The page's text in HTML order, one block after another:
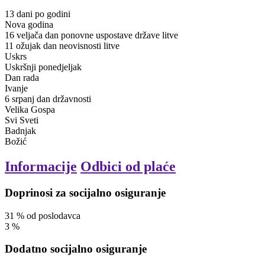
13 dani po godini
Nova godina
16 veljača dan ponovne uspostave države litve
11 ožujak dan neovisnosti litve
Uskrs
Uskršnji ponedjeljak
Dan rada
Ivanje
6 srpanj dan državnosti
Velika Gospa
Svi Sveti
Badnjak
Božić
Informacije Odbici od plaće
Doprinosi za socijalno osiguranje
31 % od poslodavca
3 %
Dodatno socijalno osiguranje